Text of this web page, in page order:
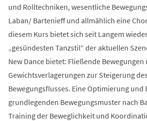
und Rolltechniken, wesentliche
Laban/ Bartenieff und allmählich eine
diesem Kurs bietet sich seit Langem
„gesündesten Tanzstil“ der aktuellen
New Dance bietet: Fließende Bewegungen
Gewichtsverlagerungen zur Steigerung des
Bewegungsflusses. Eine Optimierung und
grundlegenden Bewegungsmuster nach
Training der Beweglichkeit und